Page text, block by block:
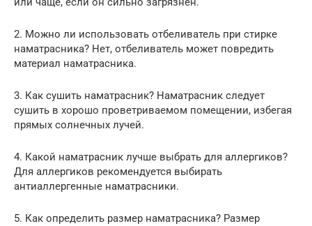
2. Можно ли использовать отбеливатель при стирке
наматрасника? Нет, отбеливатель может повредить
материал наматрасника.
3. Как сушить наматрасник? Наматрасник следует
сушить в хорошо проветриваемом помещении, избегая
прямых солнечных лучей.
4. Какой наматрасник лучше выбрать для аллергиков?
Для аллергиков рекомендуется выбирать
антиаллергенные наматрасники.
5. Как определить размер наматрасника? Размер